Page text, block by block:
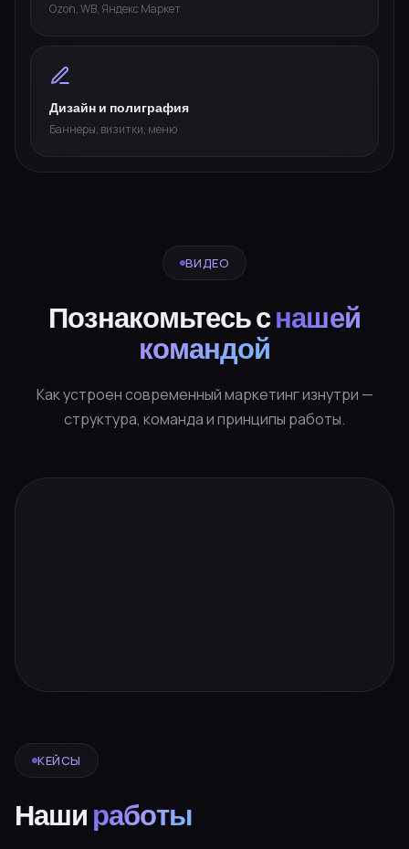
Ozon, WB, Яндекс Маркет
Дизайн и полиграфия
Баннеры, визитки, меню
ВИДЕО
Познакомьтесь снашей
командой
Как устроен современный маркетинг изнутри —
структура, команда и принципы работы.
КЕЙСЫ
Наши работы